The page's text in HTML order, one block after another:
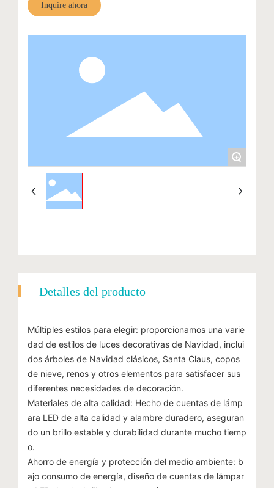
Inquire ahora
+
Detalles del producto
Múltiples estilos para elegir: proporcionamos una varie
dad de estilos de luces decorativas de Navidad, inclui
dos árboles de Navidad clásicos, Santa Claus, copos
de nieve, renos y otros elementos para satisfacer sus
diferentes necesidades de decoración.
Materiales de alta calidad: Hecho de cuentas de lámp
ara LED de alta calidad y alambre duradero, aseguran
do un brillo estable y durabilidad durante mucho tiemp
o.
Ahorro de energía y protección del medio ambiente: b
ajo consumo de energía, diseño de cuentas de lámpar